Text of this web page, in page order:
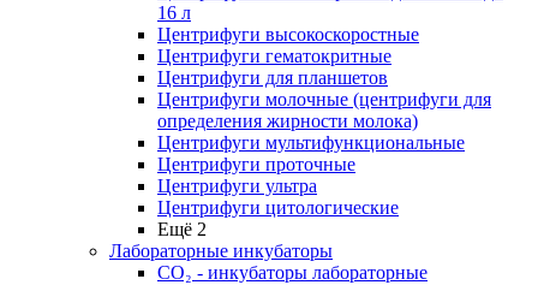
16 л
Центрифуги высокоскоростные
Центрифуги гематокритные
Центрифуги для планшетов
Центрифуги молочные (центрифуги для
определения жирности молока)
Центрифуги мультифункциональные
Центрифуги проточные
Центрифуги ультра
Центрифуги цитологические
Ещё 2
Лабораторные инкубаторы
СО₂ - инкубаторы лабораторные